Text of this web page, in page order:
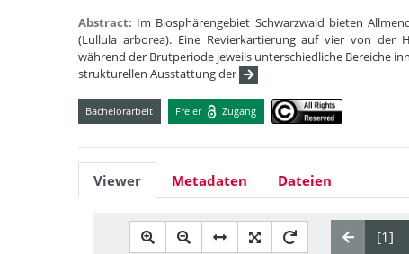
Abstract: Im Biosphärengebiet Schwarzwald bieten
(Lullula arborea). Eine Revierkartierung auf vier von der
während der Brutperiode jeweils unterschiedliche Bereiche
strukturellen Ausstattung der
Bachelorarbeit Freier Zugang
Viewer Metadaten Dateien